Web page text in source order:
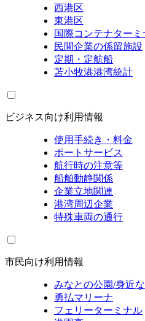
西港区
東港区
国際コンテナターミ
民間企業の係留施設
定期・定航船
苫小牧港港湾統計
ビジネス向け利用情報
使用手続き・料金
ポートサービス
航行時の注意等
船舶動静関係
企業立地関連
港湾周辺企業
特殊車両の通行
市民向け利用情報
みなとの公園/身近
勇払マリーナ
フェリーターミナル